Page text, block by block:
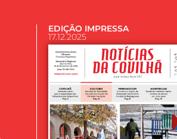
EDIÇÃO IMPRESSA
17.12.2025